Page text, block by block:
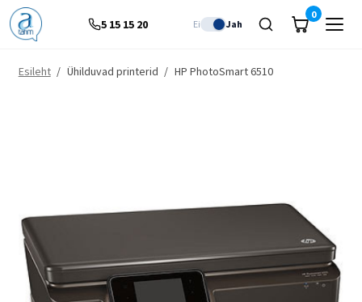
5 15 15 20 Ei Jah
0
Esileht / Ühilduvad printerid / HP PhotoSmart 6510